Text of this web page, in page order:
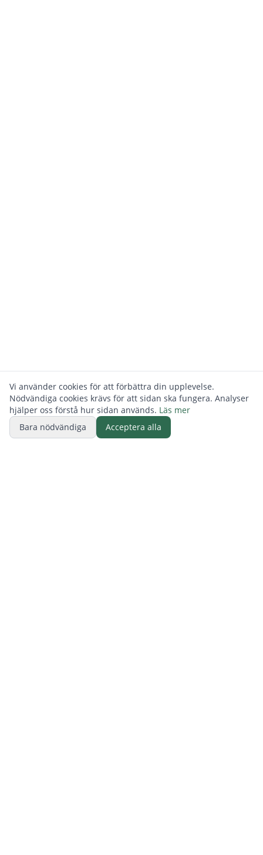
Vi använder cookies för att förbättra din upplevelse.
Nödvändiga cookies krävs för att sidan ska fungera. Analyser
hjälper oss förstå hur sidan används. Läs mer
Bara nödvändiga
Acceptera alla